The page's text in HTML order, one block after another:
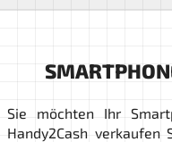
Sie möchten Ihr
Handy2Cash